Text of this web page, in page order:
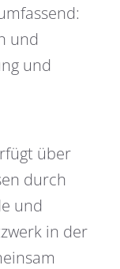
und
und
über
durch
und
in der